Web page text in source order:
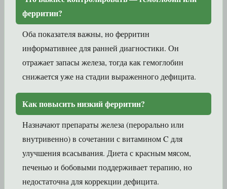
ферритин?
Оба показателя важны, но ферритин
информативнее для ранней диагностики. Он
отражает запасы железа, тогда как гемоглобин
снижается уже на стадии выраженного дефицита.
Как повысить низкий ферритин?
Назначают препараты железа (перорально или
внутривенно) в сочетании с витамином C для
улучшения всасывания. Диета с красным мясом,
печенью и бобовыми поддерживает терапию, но
недостаточна для коррекции дефицита.